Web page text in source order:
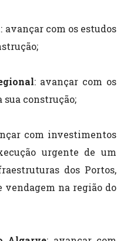
: avançar com os estudos
: avançar com os
sua construção;
com investimentos
urgente de um
dos Portos,
vendagem na região do